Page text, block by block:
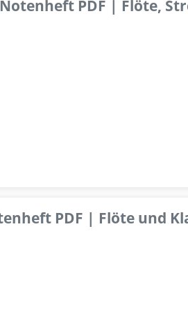
PDF | Flöte,
PDF | Flöte und